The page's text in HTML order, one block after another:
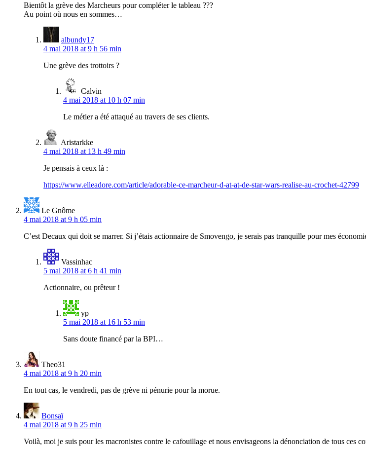
Bientôt la grève des Marcheurs pour compléter le tableau ???
Au point où nous en sommes…
albundy17
4 mai 2018 at 9 h 56 min
Une grève des trottoirs ?
Calvin
4 mai 2018 at 10 h 07 min
Le métier a été attaqué au travers de ses clients.
Aristarkke
4 mai 2018 at 13 h 49 min
Je pensais à ceux là :
https://www.elleadore.com/article/adorable-ce-marcheur-d-at-at-de-star-wars-realise-au-crochet-42799
Le Gnôme
4 mai 2018 at 9 h 05 min
C’est Decaux qui doit se marrer. Si j’étais actionnaire de Smovengo, je serais pas tranquille pour mes
Vassinhac
5 mai 2018 at 6 h 41 min
Actionnaire, ou prêteur !
yp
5 mai 2018 at 16 h 53 min
Sans doute financé par la BPI…
Theo31
4 mai 2018 at 9 h 20 min
En tout cas, le vendredi, pas de grève ni pénurie pour la morue.
Bonsaï
4 mai 2018 at 9 h 25 min
Voilà, moi je suis pour les macronistes contre le cafouillage et nous envisageons la dénonciation de tous ces